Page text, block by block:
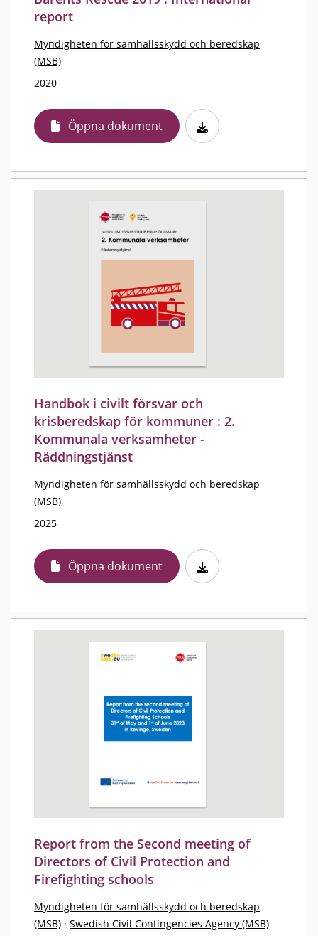
report
Myndigheten för samhällsskydd och beredskap
(MSB)
2020
Öppna dokument
Handbok i civilt försvar och
krisberedskap för kommuner : 2.
Kommunala verksamheter -
Räddningstjänst
Myndigheten för samhällsskydd och beredskap
(MSB)
2025
Öppna dokument
Report from the Second meeting of
Directors of Civil Protection and
Firefighting schools
Myndigheten för samhällsskydd och beredskap
(MSB) · Swedish Civil Contingencies Agency (MSB)